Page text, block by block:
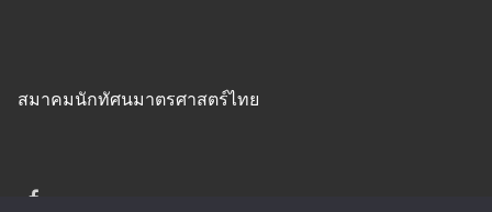
สมาคมนักทัศนมาตรศาสตร์ไทย